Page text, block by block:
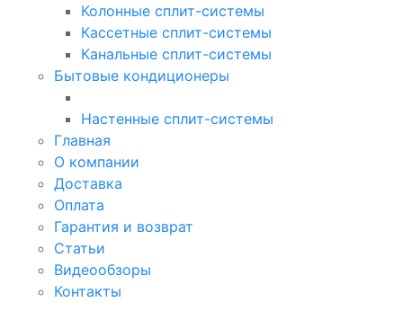
Колонные сплит-системы
Кассетные сплит-системы
Канальные сплит-системы
Бытовые кондиционеры
Настенные сплит-системы
Главная
О компании
Доставка
Оплата
Гарантия и возврат
Статьи
Видеообзоры
Контакты